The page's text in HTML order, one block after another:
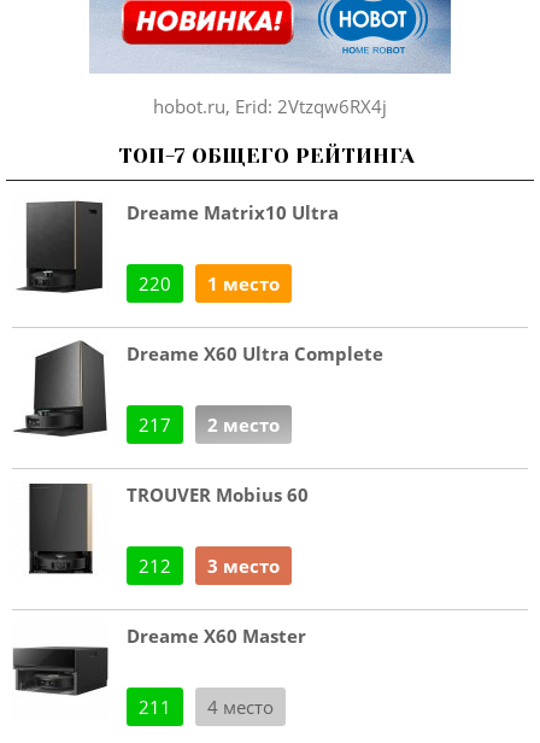
hobot.ru, Erid: 2Vtzqw6RX4j
ТОП-7 ОБЩЕГО РЕЙТИНГА
Dreame Matrix10 Ultra
220 1 место
Dreame X60 Ultra Complete
217 2 место
TROUVER Mobius 60
212 3 место
Dreame X60 Master
211 4 место